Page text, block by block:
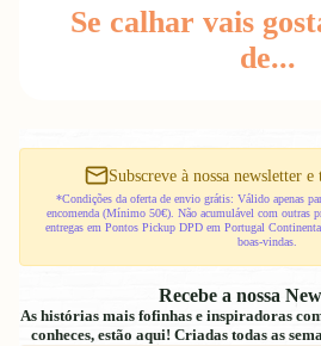
Se calhar vais
de...
Subscreve à nossa newsletter
*Condições da oferta de envio grátis: Válido apenas
encomenda (Mínimo 50€). Não acumulável com outras
entregas em Pontos Pickup DPD em Portugal
boas-vindas.
Recebe a nossa
As histórias mais fofinhas e inspiradoras
conheces, estão aqui! Criadas todas as